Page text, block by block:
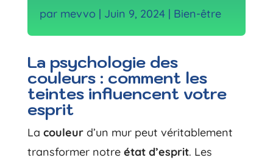
par mevvo | Juin 9, 2024| Bien-être
La psychologie des
couleurs : comment les
teintes influencent votre
esprit
La couleurd’un mur peut véritablement
transformer notre état d’esprit. Les